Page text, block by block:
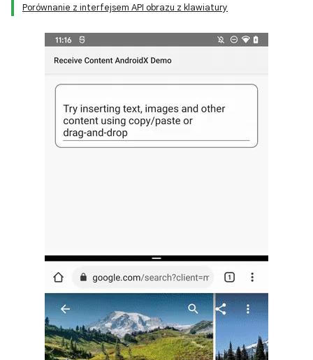
Porównanie z interfejsem API obrazu z klawiatury